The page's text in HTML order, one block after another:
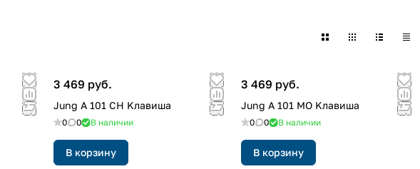
3 469 руб.
Jung A 101 CH Kлавиша
0 0 В наличии
В корзину
3 469 руб.
Jung A 101 MO Kлавиша
0 0 В наличии
В корзину